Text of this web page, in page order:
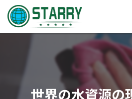
世界の水資源の